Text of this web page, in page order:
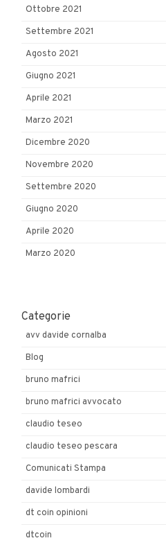
Ottobre 2021
Settembre 2021
Agosto 2021
Giugno 2021
Aprile 2021
Marzo 2021
Dicembre 2020
Novembre 2020
Settembre 2020
Giugno 2020
Aprile 2020
Marzo 2020
Categorie
avv davide cornalba
Blog
bruno mafrici
bruno mafrici avvocato
claudio teseo
claudio teseo pescara
Comunicati Stampa
davide lombardi
dt coin opinioni
dtcoin